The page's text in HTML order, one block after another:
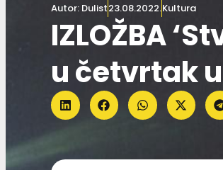
Autor: Dulist23.08.2022.Kultura
IZLOŽBA
u četvrtak